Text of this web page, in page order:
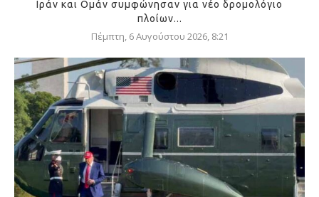
Ιράν και Ομάν συμφώνησαν για νέο δρομολόγιο
πλοίων...
Πέμπτη, 6 Αυγούστου 2026, 8:21